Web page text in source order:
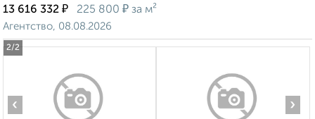
2/2
13 616 332 ₽ 225 800 ₽ за м²
Агентство, 08.08.2026
‹ ›